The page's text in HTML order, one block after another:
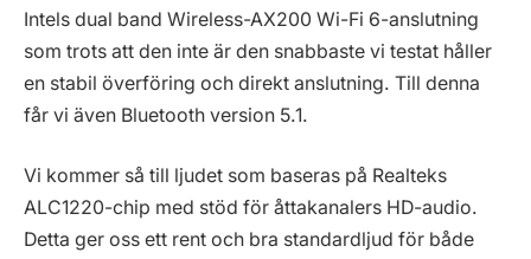
Intels dual band Wireless-AX200 Wi-Fi 6-anslutning
som trots att den inte är den snabbaste vi testat håller
en stabil överföring och direkt anslutning. Till denna
får vi även Bluetooth version 5.1.
Vi kommer så till ljudet som baseras på Realteks
ALC1220-chip med stöd för åttakanalers HD-audio.
Detta ger oss ett rent och bra standardljud för både